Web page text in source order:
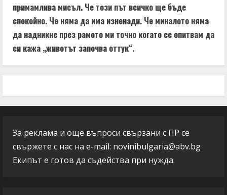
примамлива мисъл. Че този път всичко ще бъде
спокойно. Че няма да има изненади. Че миналото няма
да надникне през рамото ми точно когато се опитвам да
си кажа „животът започва оттук“.
За реклама и още въпроси свързани с ПР се
свържете с нас на e-mail: novinibulgaria@abv.bg
Екипът е готов да съдейства при нужда.